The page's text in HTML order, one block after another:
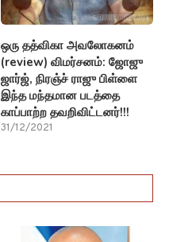
ஒரு தத்விகா அவலோகனம்
(review) விமர்சனம்: ஜோஜு
ஜார்ஜ், நிரஞ்ச் ராஜு பிள்ளை
இந்த மந்தமான படத்தை
காப்பாற்ற தவறிவிட்டனர்!!!
31/12/2021